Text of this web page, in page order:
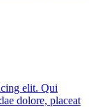
elit. Qui
dolore, placeat